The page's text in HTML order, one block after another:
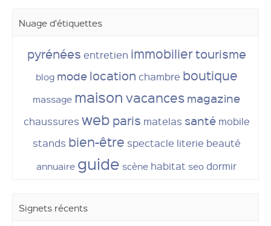
Nuage d'étiquettes
pyrénées entretien immobiliertourisme
blog mode location chambre boutique
massage maison vacances magazine
chaussures web paris matelas santé mobile
stands bien-être spectacle literie beauté
annuaire guide scène habitat seo dormir
Signets récents